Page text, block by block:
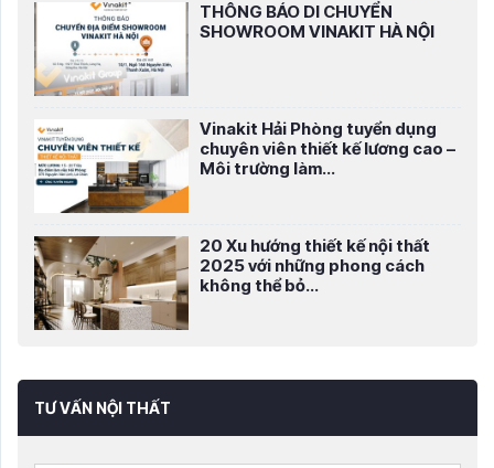
THÔNG BÁO DI CHUYỂN
SHOWROOM VINAKIT HÀ NỘI
Vinakit Hải Phòng tuyển dụng
chuyên viên thiết kế lương cao –
Môi trường làm...
20 Xu hướng thiết kế nội thất
2025 với những phong cách
không thể bỏ...
TƯ VẤN NỘI THẤT